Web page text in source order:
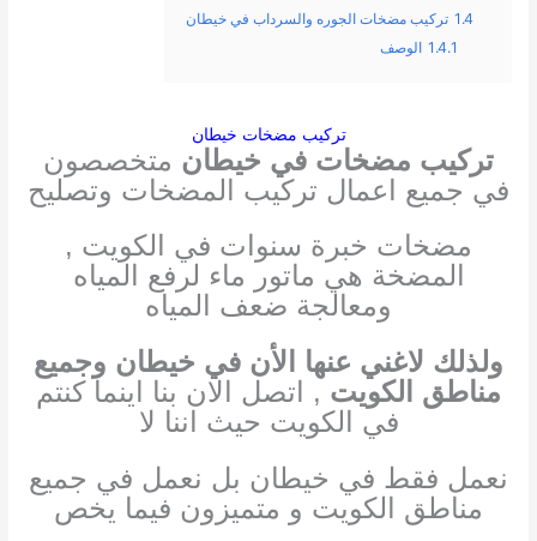
1.4 تركيب مضخات الجوره والسرداب في خيطان
1.4.1 الوصف
تركيب مضخات خيطان
تركيب مضخات في خيطان متخصصون
في جميع اعمال تركيب المضخات وتصليح
مضخات خبرة سنوات في الكويت ,
المضخة هي ماتور ماء لرفع المياه
ومعالجة ضعف المياه
ولذلك لاغني عنها الأن في خيطان وجميع
مناطق الكويت , اتصل الان بنا اينما كنتم
في الكويت حيث اننا لا
نعمل فقط في خيطان بل نعمل في جميع
مناطق الكويت و متميزون فيما يخص